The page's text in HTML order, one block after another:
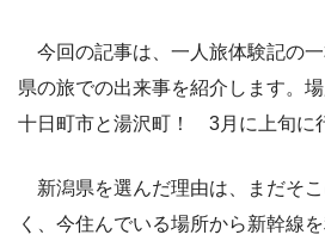
今回の記事は、一人旅体験記の
県の旅での出来事を紹介します。
十日町市と湯沢町！ 3月に上旬に
新潟県を選んだ理由は、まだそ
く、今住んでいる場所から新幹線